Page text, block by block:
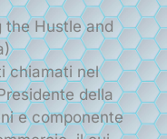
the Hustle and
chiamati nel
della
e componente